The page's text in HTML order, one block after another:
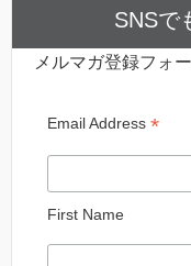
SNSで
メルマガ登録フォ
Email Address *
First Name